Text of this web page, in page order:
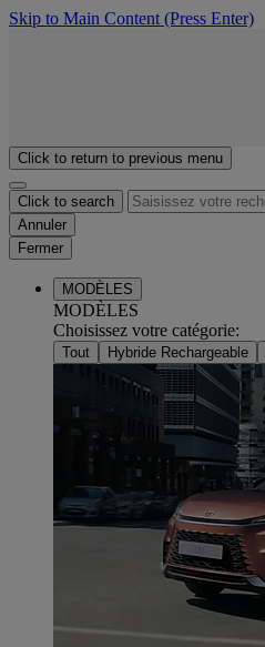
Skip to Main Content (Press Enter)
Click to return to previous menu
Click to search
Annuler
Fermer
MODÈLES
MODÈLES
Choisissez votre catégorie:
Tout Hybride Rechargeable